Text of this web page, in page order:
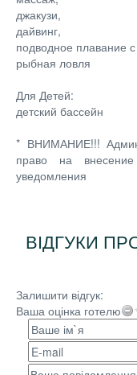
джакузи,
дайвинг,
подводное плавание
рыбная ловля
Для Детей:
детский бассейн
* ВНИМАНИЕ!!!
право на внесение
уведомления
ВІДГУКИ
Залишити відгук:
Ваша оцінка готелю